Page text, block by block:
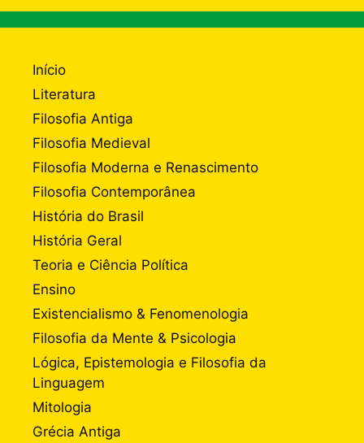
Início
Literatura
Filosofia Antiga
Filosofia Medieval
Filosofia Moderna e Renascimento
Filosofia Contemporânea
História do Brasil
História Geral
Teoria e Ciência Política
Ensino
Existencialismo & Fenomenologia
Filosofia da Mente & Psicologia
Lógica, Epistemologia e Filosofia da
Linguagem
Mitologia
Grécia Antiga